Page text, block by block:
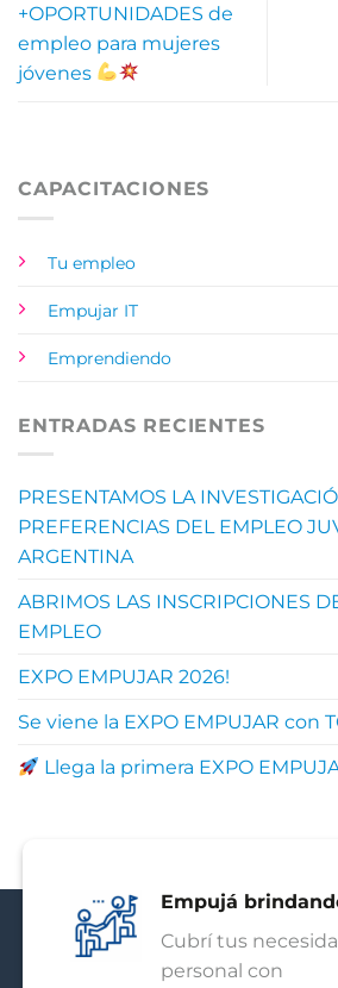
+OPORTUNIDADES de
empleo para mujeres
jóvenes
CAPACITACIONES
Tu empleo
Empujar IT
Emprendiendo
ENTRADAS RECIENTES
PRESENTAMOS LA
PREFERENCIAS DEL EMPLEO
ARGENTINA
ABRIMOS LAS INSCRIPCIONES
EMPLEO
EXPO EMPUJAR 2026!
Se viene la EXPO EMPUJAR con
Llega la primera EXPO
Empujá
Cubrí tus
personal con